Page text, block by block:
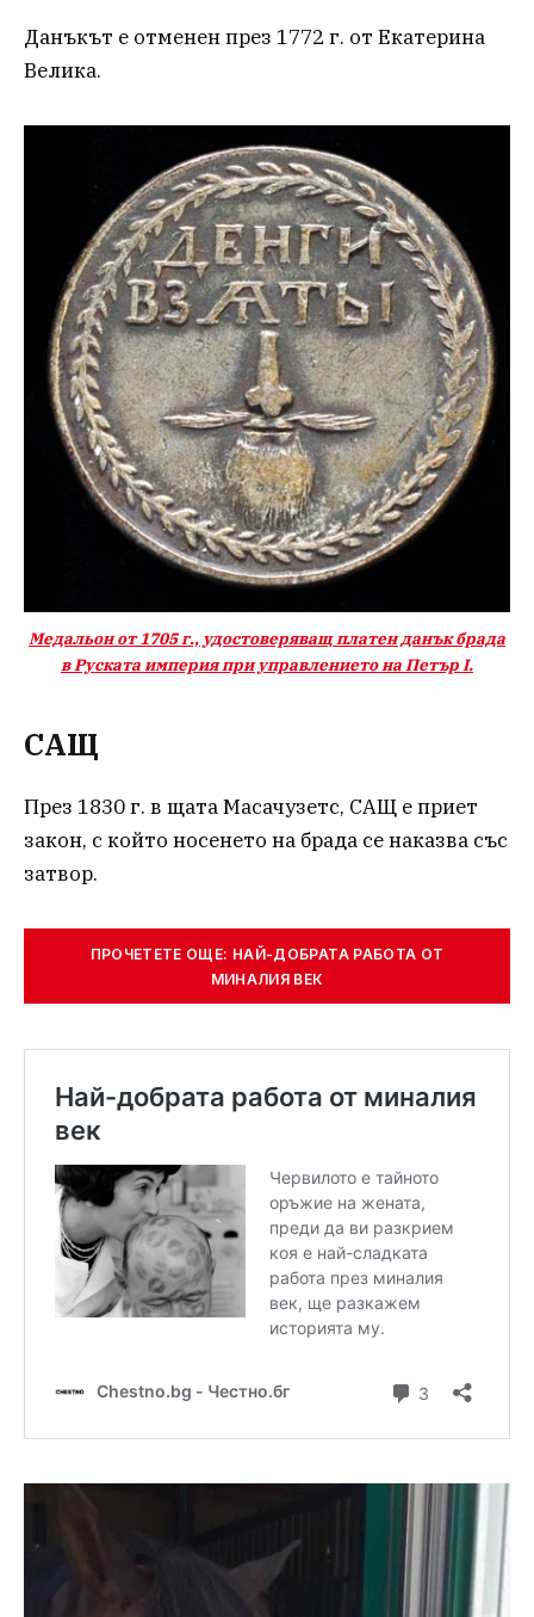
Данъкът е отменен през 1772 г. от Екатерина
Велика.
Медальон от 1705 г., удостоверяващ платен данък брада
в Руската империя при управлението на Петър I.
САЩ
През 1830 г. в щата Масачузетс, САЩ е приет
закон, с който носенето на брада се наказва със
затвор.
ПРОЧЕТЕТЕ ОЩЕ: НАЙ-ДОБРАТА РАБОТА ОТ
МИНАЛИЯ ВЕК